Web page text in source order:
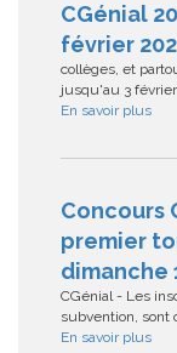
CGénial
février
collèges, et
jusqu'au 3 février
En savoir plus
Concours
premier
dimanche
CGénial - Les
subvention, sont
En savoir plus